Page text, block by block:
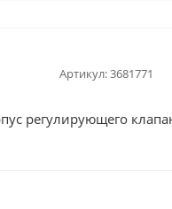
Артикул:3681771
регулирующего